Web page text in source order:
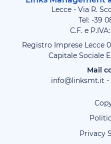
Lecce - Via R.
Tel: -39
C.F. e
Registro Imprese Lecce
Capitale Sociale
Mail
info@linksmt.it -
Privacy